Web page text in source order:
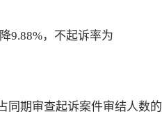
9.88%，不起诉率为
期审查起诉案件审结人数的